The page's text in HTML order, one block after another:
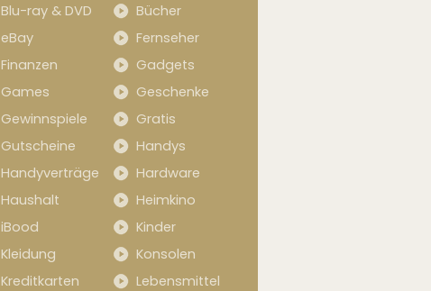
Blu-ray & DVD
Bücher
eBay
Fernseher
Finanzen
Gadgets
Games
Geschenke
Gewinnspiele
Gratis
Gutscheine
Handys
Handyverträge
Hardware
Haushalt
Heimkino
iBood
Kinder
Kleidung
Konsolen
Kreditkarten
Lebensmittel